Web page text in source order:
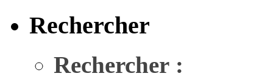
Rechercher
Rechercher :